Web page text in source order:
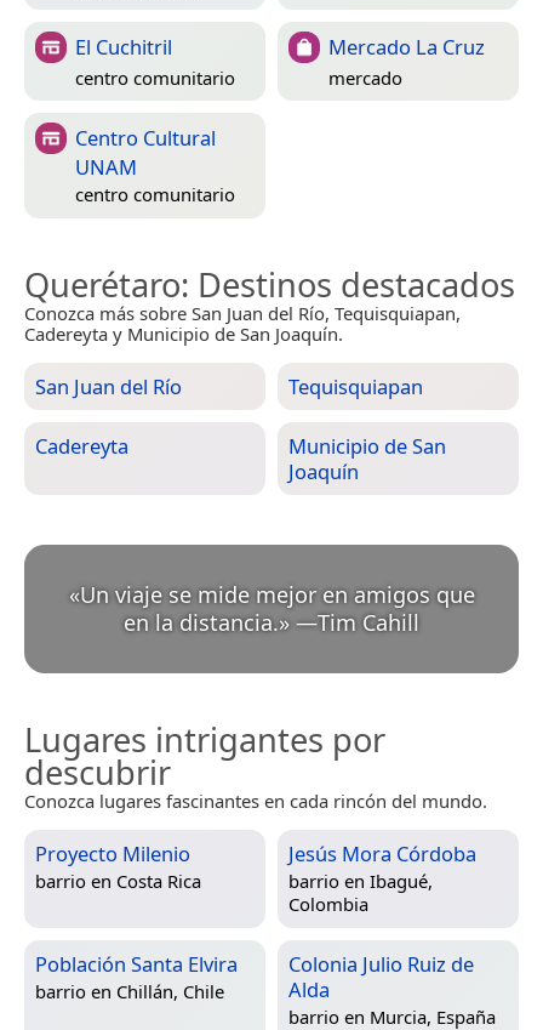
El Cuchitril
centro comunitario
Mercado La Cruz
mercado
Centro Cultural
UNAM
centro comunitario
Querétaro: Destinos destacados
Conozca más sobre San Juan del Río, Tequisquiapan,
Cadereyta y Municipio de San Joaquín.
San Juan del Río Tequisquiapan
Cadereyta
Municipio de San
Joaquín
«Un viaje se mide mejor en amigos que
en la distancia.» —Tim Cahill
Lugares intrigantes por
descubrir
Conozca lugares fascinantes en cada rincón del mundo.
Proyecto Milenio
barrio en Costa Rica
Jesús Mora Córdoba
barrio en Ibagué,
Colombia
Población Santa Elvira
barrio en Chillán, Chile
Colonia Julio Ruiz de
Alda
barrio en Murcia, España